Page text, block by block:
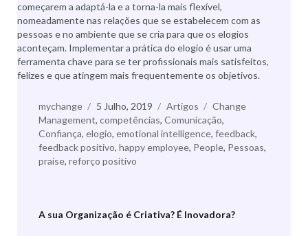
começarem a adaptá-la e a torna-la mais flexível,
nomeadamente nas relações que se estabelecem com as
pessoas e no ambiente que se cria para que os elogios
aconteçam. Implementar a prática do elogio é usar uma
ferramenta chave para se ter profissionais mais satisfeitos,
felizes e que atingem mais frequentemente os objetivos.
Autor
mychange
Publicado
a
5 Julho, 2019 Categorias
Artigos Etiquetas
Change
Management, competências, Comunicação,
Confiança, elogio, emotional intelligence, feedback,
feedback positivo, happy employee, People, Pessoas,
praise, reforço positivo
A sua Organização é Criativa? É Inovadora?